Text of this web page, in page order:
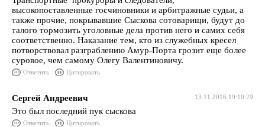
высокопоставленные госчиновники и арбитражные судьи, а
также прочие, покрывавшие Сыскова сотоварищи, будут до
талого тормозить уголовные дела против него и самих себя
соответственно. Наказание тем, кто из служебных кресел
потворствовал разграблению Амур-Порта грозит еще более
суровое, чем самому Олегу Валентиновичу.
Ответить Цитировать
13.11.2016 19:10:29
Сергей Андреевич
Это был последний пук сыскова
Ответить Цитировать